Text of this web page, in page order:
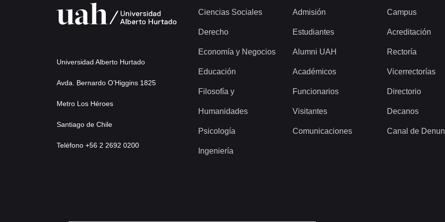
Universidad Alberto Hurtado
Avda. Bernardo O’Higgins 1825
Metro Los Héroes
Santiago de Chile
Teléfono +56 2 2692 0200
Ciencias Sociales
Derecho
Economía y Negocios
Educación
Filosofía y
Humanidades
Psicología
Ingeniería
Admisión
Estudiantes
Alumni UAH
Académicos
Funcionarios
Visitantes
Comunicaciones
Campus
Acreditación
Rectoría
Vicerrectorías
Directorio
Decanos
Canal de